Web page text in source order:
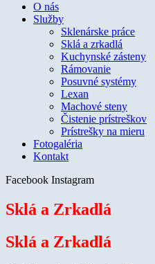
O nás
Služby
Sklenárske práce
Sklá a zrkadlá
Kuchynské zásteny
Rámovanie
Posuvné systémy
Lexan
Machové steny
Čistenie prístreškov
Prístrešky na mieru
Fotogaléria
Kontakt
Facebook Instagram
Sklá a Zrkadlá
Sklá a Zrkadlá